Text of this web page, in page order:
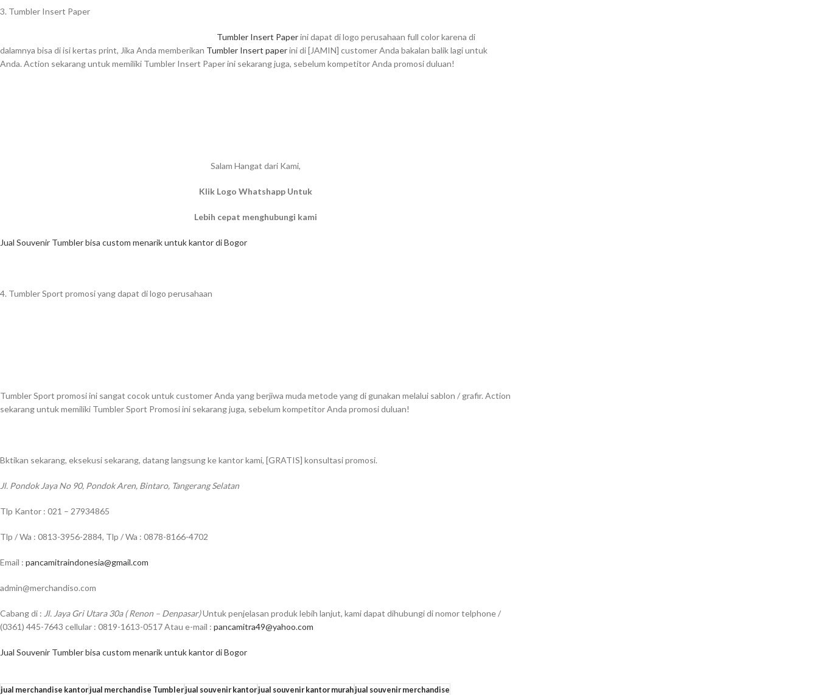
3. Tumbler Insert Paper
Tumbler Insert Paperini dapat di logo perusahaan full color karena di
dalamnya bisa di isi kertas print, Jika Anda memberikan Tumbler Insert paperini di [JAMIN] customer Anda bakalan balik lagi untuk
Anda. Action sekarang untuk memiliki Tumbler Insert Paper ini sekarang juga, sebelum kompetitor Anda promosi duluan!
Salam Hangat dari Kami,
Klik Logo Whatshapp Untuk
Lebih cepat menghubungi kami
Jual Souvenir Tumbler bisa custom menarik untuk kantor di Bogor
4. Tumbler Sport promosi yang dapat di logo perusahaan
Tumbler Sport promosi ini sangat cocok untuk customer Anda yang berjiwa muda metode yang di gunakan melalui sablon / grafir. Action
sekarang untuk memiliki Tumbler Sport Promosi ini sekarang juga, sebelum kompetitor Anda promosi duluan!
Bktikan sekarang, eksekusi sekarang, datang langsung ke kantor kami, [GRATIS] konsultasi promosi.
Jl. Pondok Jaya No 90, Pondok Aren, Bintaro, Tangerang Selatan
Tlp Kantor : 021 – 27934865
Tlp / Wa : 0813-3956-2884, Tlp / Wa : 0878-8166-4702
Email : pancamitraindonesia@gmail.com
admin@merchandiso.com
Cabang di : Jl. Jaya Gri Utara 30a ( Renon – Denpasar)Untuk penjelasan produk lebih lanjut, kami dapat dihubungi di nomor telphone /
(0361) 445-7643 cellular : 0819-1613-0517 Atau e-mail : pancamitra49@yahoo.com
Jual Souvenir Tumbler bisa custom menarik untuk kantor di Bogor
jual merchandise kantorjual merchandise Tumblerjual souvenir kantorjual souvenir kantor murahjual souvenir merchandise